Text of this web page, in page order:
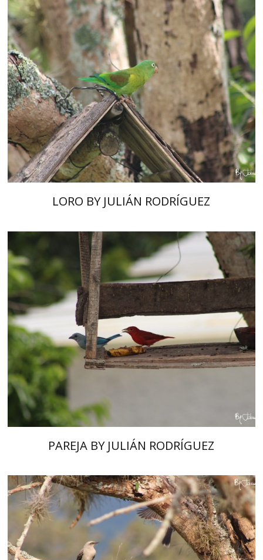
LORO BY JULIÁN RODRÍGUEZ
PAREJA BY JULIÁN RODRÍGUEZ